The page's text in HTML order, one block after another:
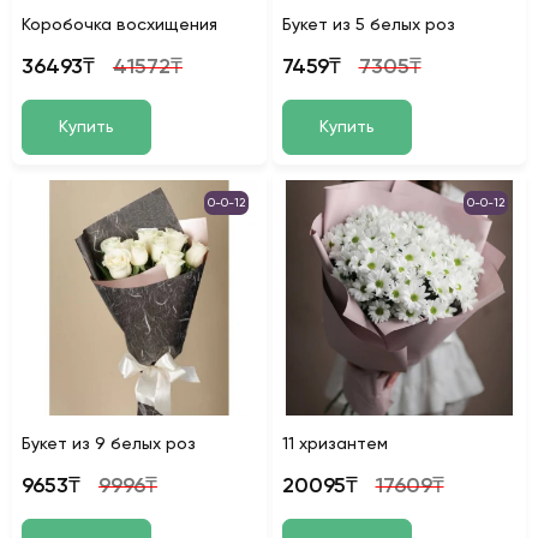
Коробочка восхищения
36493₸ 41572₸
Купить
Букет из 5 белых роз
7459₸ 7305₸
Купить
0-0-12
Букет из 9 белых роз
9653₸ 9996₸
0-0-12
11 хризантем
20095₸ 17609₸